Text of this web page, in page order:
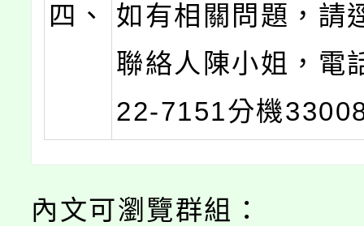
四、
如有相關問題，請
聯絡人陳小姐，電
22-7151分機
內文可瀏覽群組：